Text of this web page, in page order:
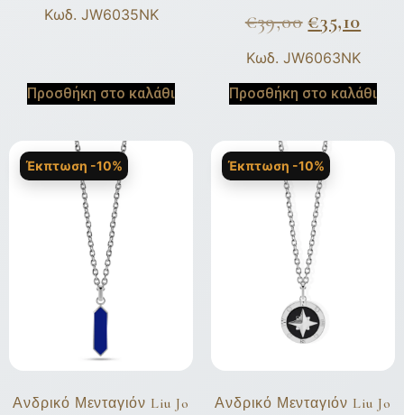
Κωδ. JW6035NK
Προσθήκη στο καλάθι
€39,00 €35,10
Κωδ. JW6063NK
Προσθήκη στο καλάθι
Έκπτωση -10%
Ανδρικό Μενταγιόν Liu Jo
Έκπτωση -10%
Ανδρικό Μενταγιόν Liu Jo